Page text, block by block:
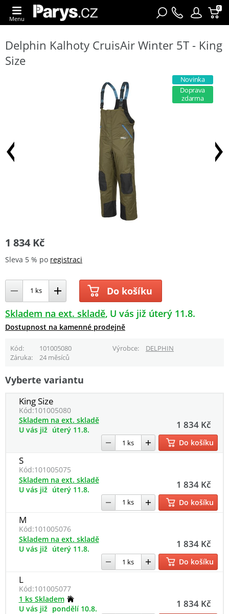
0
Menu
Delphin Kalhoty CruisAir Winter 5T - King
Size
Novinka
Doprava
zdarma
1 834 Kč
Sleva 5 % po registraci
Do košíku
Skladem na ext. skladě U vás již úterý 11.8.
Dostupnost na kamenné prodejně
Kód 101005080 Výrobce
DELPHIN
Záruka
24 měsíců
Vyberte variantu
King Size
Kód:101005080
1 834 Kč
Skladem na ext. skladě
U vás již úterý 11.8.
Do košíku
S
Kód:101005075
1 834 Kč
Skladem na ext. skladě
U vás již úterý 11.8.
Do košíku
M
Kód:101005076
1 834 Kč
Skladem na ext. skladě
U vás již úterý 11.8.
Do košíku
L
Kód:101005077
1 834 Kč
1 ks Skladem
U vás již pondělí 10.8.